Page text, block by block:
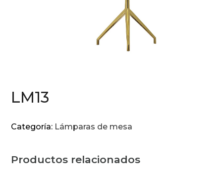
LM13
Categoría: Lámparas de mesa
Productos relacionados